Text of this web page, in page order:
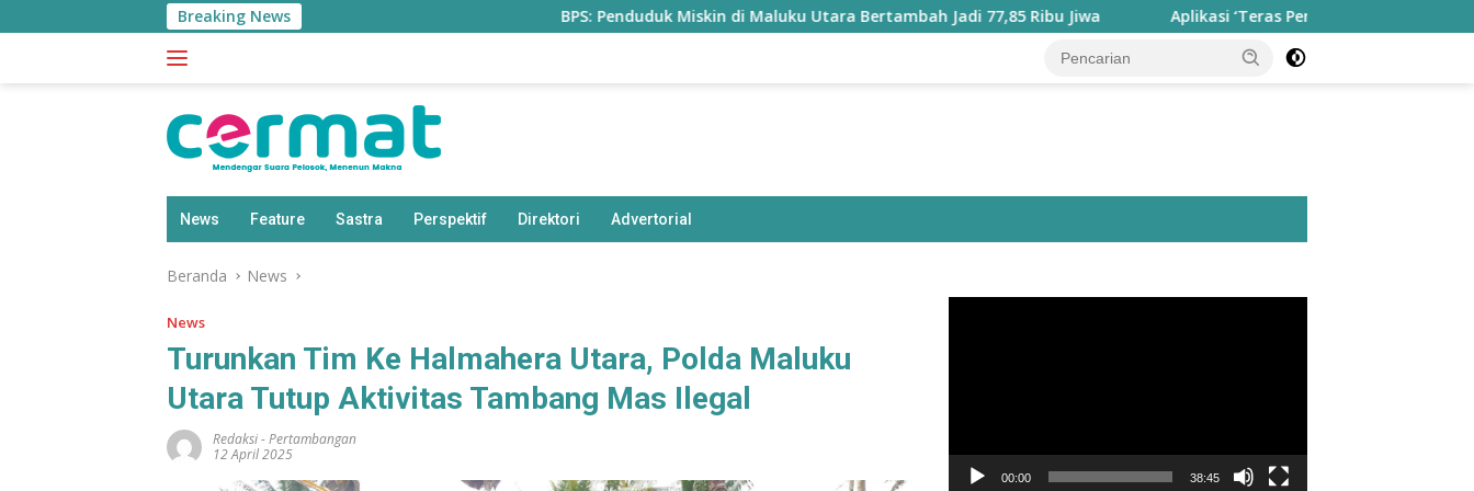
ke
Breaking News BPS: Penduduk Miskin di Maluku Utara Bertambah Jadi 77,85 Ribu Jiwa Aplikasi ‘Teras Pendidikan’ Disiapkan untuk Pantau
News Feature Sastra Perspektif Direktori Advertorial
Beranda News
News
Turunkan Tim Ke Halmahera Utara, Polda Maluku
Utara Tutup Aktivitas Tambang Mas Ilegal
Redaksi-Pertambangan
12 April 2025
00:00 38:45